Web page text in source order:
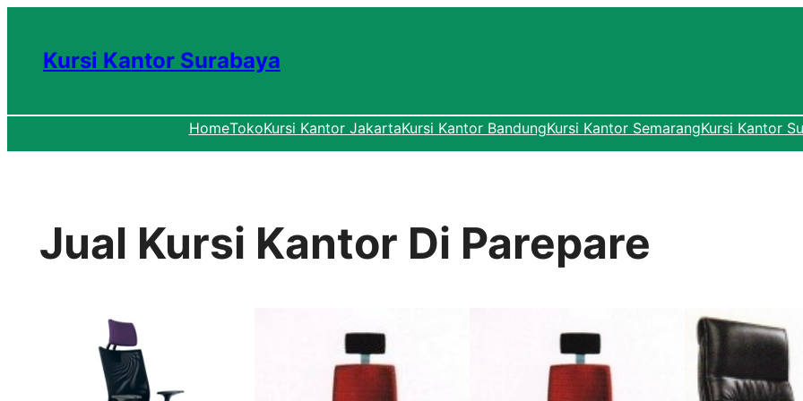
Kursi Kantor Surabaya
HomeTokoKursi Kantor JakartaKursi Kantor BandungKursi Kantor SemarangKursi Kantor
Jual Kursi Kantor Di Parepare